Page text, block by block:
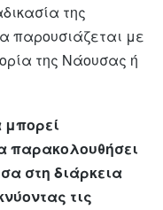
της
παρουσιάζεται με
της Νάουσας ή
μπορεί
παρακολουθήσει
στη διάρκεια
τις